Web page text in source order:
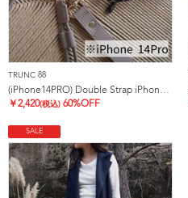
TRUNC 88
(iPhone14PRO) Double Strap iPhone Case
￥2,420(税込) 60%OFF
SALE